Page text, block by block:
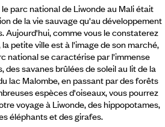
parc national de Liwonde au Mali était
de la vie sauvage qu'au développement
Aujourd'hui, comme vous le constaterez
petite ville est à l'image de son marché,
national se caractérise par l'immense
des savanes brûlées de soleil au lit de la
lac Malombe, en passant par des forêts
espèces d'oiseaux, vous pourrez
voyage à Liwonde, des hippopotames,
éléphants et des girafes.